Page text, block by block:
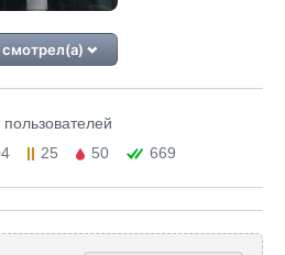
смотрел(а)
пользователей
25 50 669